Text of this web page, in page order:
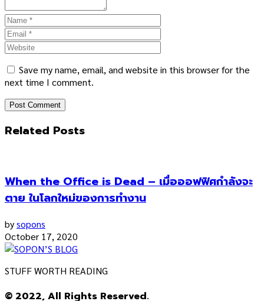
Save my name, email, and website in this browser for the
next time I comment.
Related Posts
When the Office is Dead – เมื่อออฟฟิศกำลังจะ
ตาย ในโลกใหม่ของการทำงาน
bysopons
October 17, 2020
STUFF WORTH READING
© 2022, All Rights Reserved.